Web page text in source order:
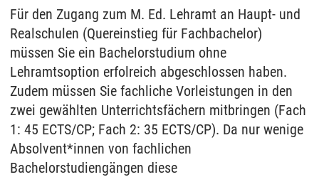
Für den Zugang zum M. Ed. Lehramt an Haupt- und
Realschulen (Quereinstieg für Fachbachelor)
müssen Sie ein Bachelorstudium ohne
Lehramtsoption erfolreich abgeschlossen haben.
Zudem müssen Sie fachliche Vorleistungen in den
zwei gewählten Unterrichtsfächern mitbringen (Fach
1: 45 ECTS/CP; Fach 2: 35 ECTS/CP). Da nur wenige
Absolvent*innen von fachlichen
Bachelorstudiengängen diese